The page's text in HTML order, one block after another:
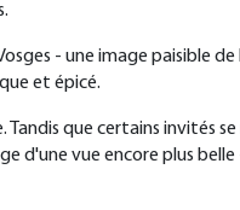
- une image paisible
et épicé.
que certains invités
d'une vue encore plus